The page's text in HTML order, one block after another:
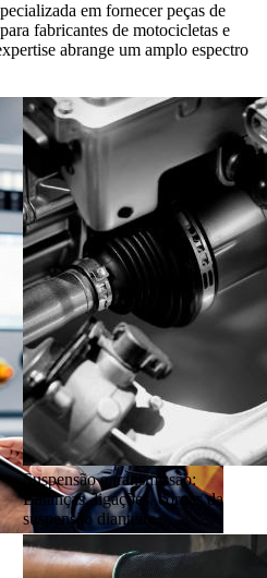
em fornecer peças de
fabricantes de motocicletas e
abrange um amplo espectro
Suspensão e transmissão:
Balanças, ligações, coroas da
suspensão dianteira